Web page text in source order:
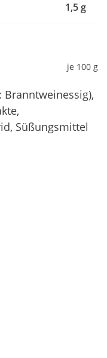
1,5 g
je 100 g
Branntweinessig),
Süßungsmittel